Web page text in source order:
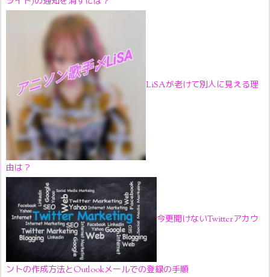
LiSAが老けて別人に見える理
由は？
今更聞けないTwitterアカウ
ントの作成方法とOutlookメールでの登録の手順